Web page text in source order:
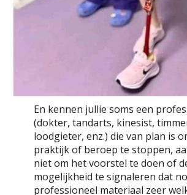
En kennen jullie soms een
(dokter, tandarts, kinesist,
loodgieter, enz.) die van plan is
praktijk of beroep te stoppen,
niet om het voorstel te doen of
mogelijkheid te signaleren dat
professioneel materiaal zeer